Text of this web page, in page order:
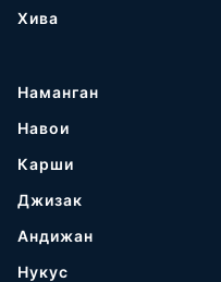
Хива
Наманган
Навои
Карши
Джизак
Андижан
Нукус